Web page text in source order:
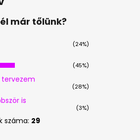
már tőlünk?
(24%)
(45%)
tervezem
(28%)
is
(3%)
száma: 29